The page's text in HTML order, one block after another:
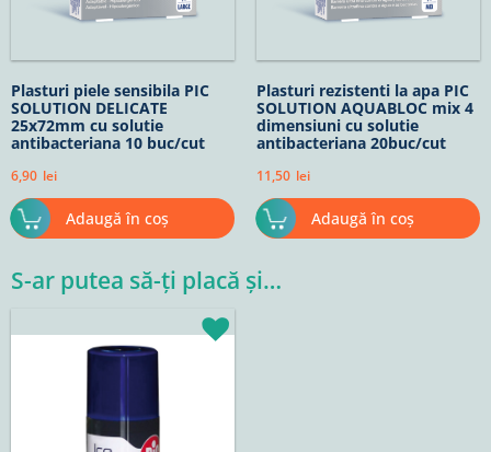
Plasturi piele sensibila PIC
SOLUTION DELICATE
25x72mm cu solutie
antibacteriana 10 buc/cut
6,90 lei
Adaugă în coș
Plasturi rezistenti la apa PIC
SOLUTION AQUABLOC mix 4
dimensiuni cu solutie
antibacteriana 20buc/cut
11,50 lei
Adaugă în coș
S-ar putea să-ți placă și…